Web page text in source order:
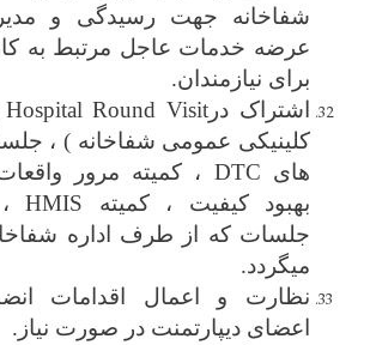
شفاخانه جهت رسیدگی و
عرضه خدمات عاجل مرتبط به
برای نیازمندان.
اشتراک درRound Visit
Hospital
کلینیکی عمومی شفاخانه ( ،
های DTC ، کمیته مرور
بهبود کیفیت ، کمیته HMIS،
جلسات که از طرف اداره
میگردد.
نظارت و اعمال اقدامات
اعضای دیپارتمنت در صورت نیاز .